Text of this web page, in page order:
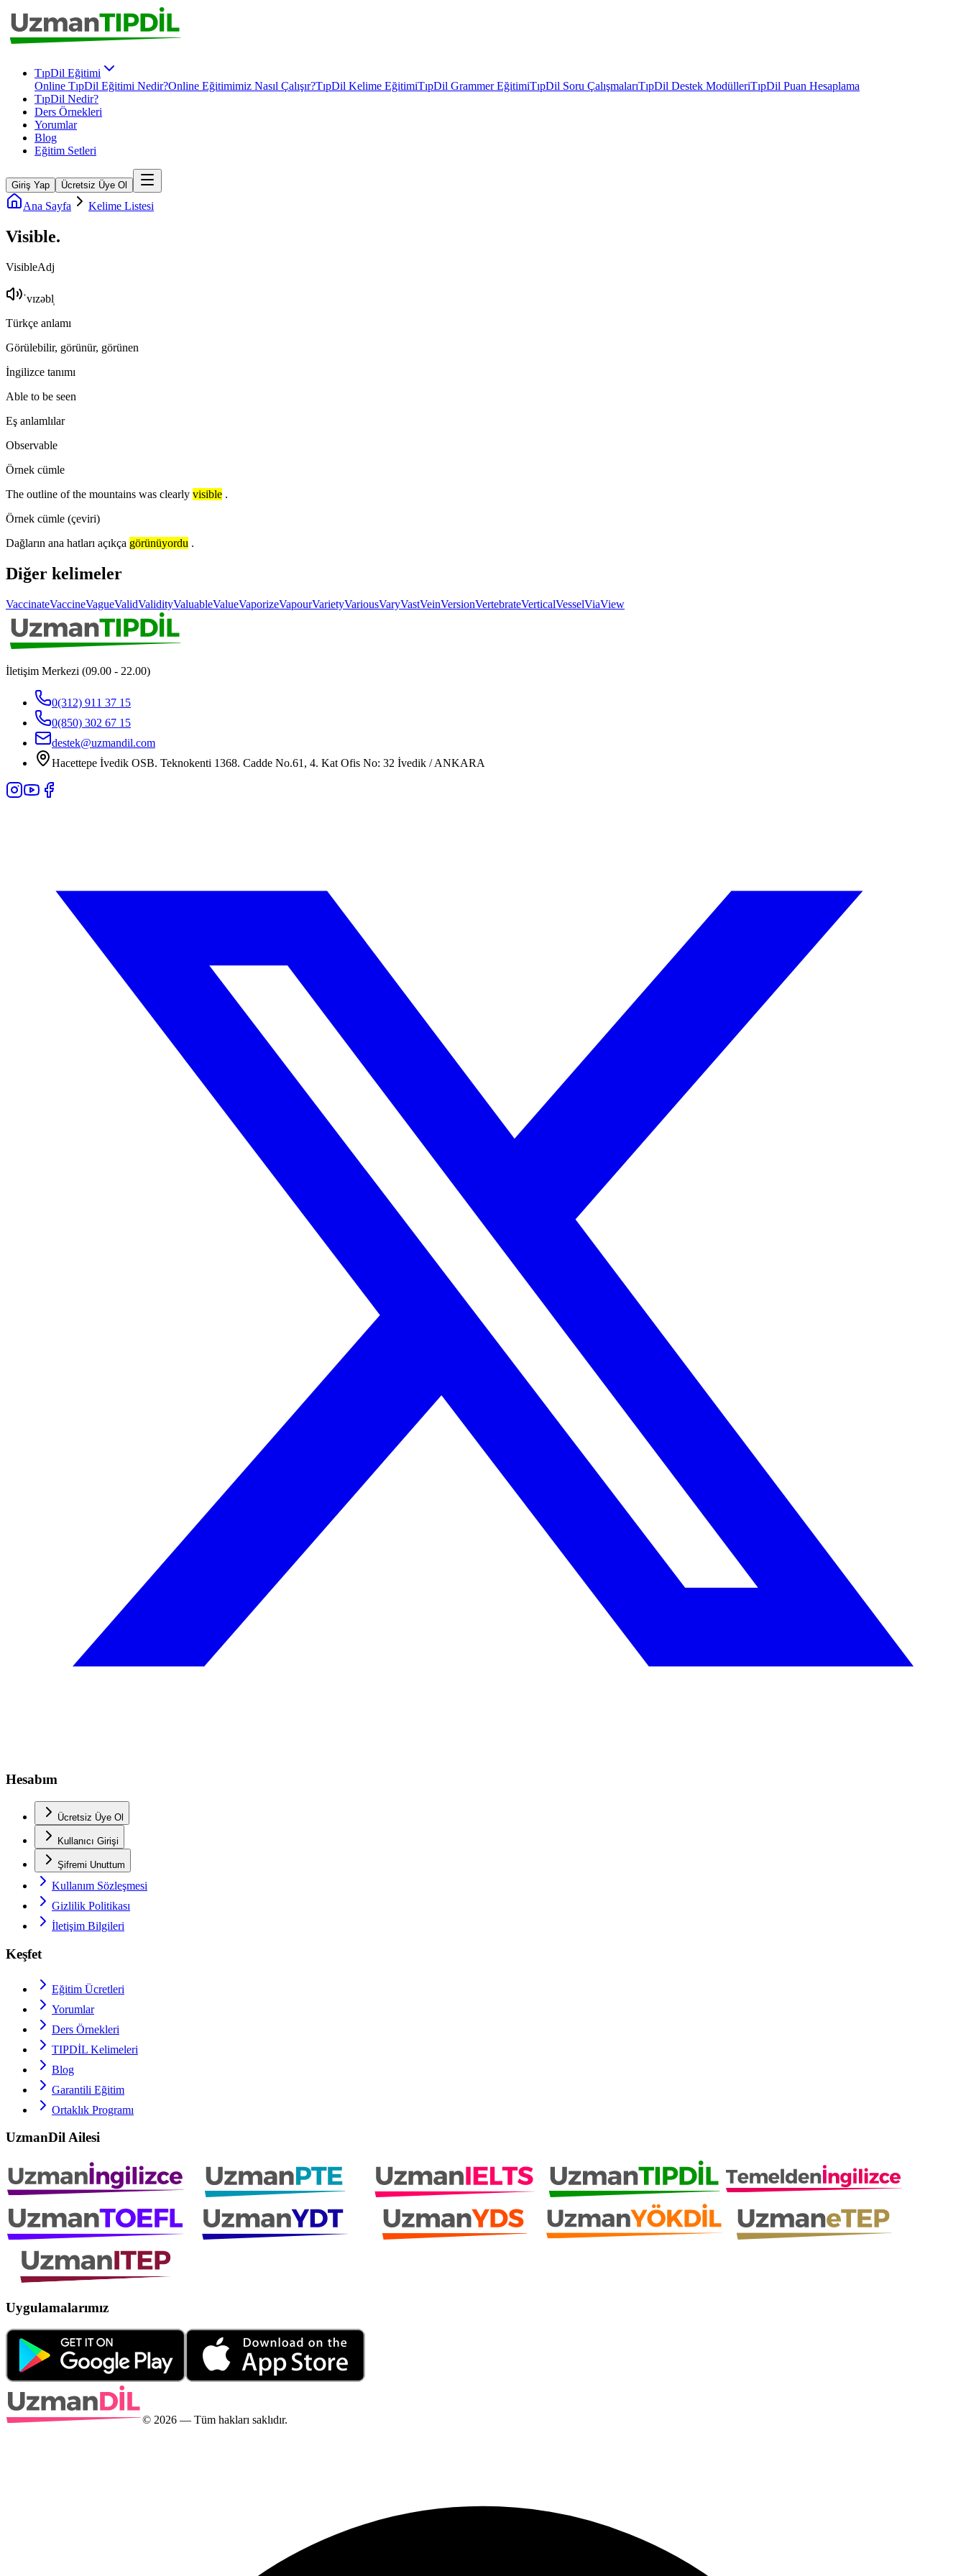
TıpDil Eğitimi
Online TıpDil Eğitimi Nedir?Online Eğitimimiz Nasıl Çalışır?TıpDil Kelime EğitimiTıpDil Grammer EğitimiTıpDil Soru ÇalışmalarıTıpDil Destek ModülleriTıpDil Puan Hesaplama
TıpDil Nedir?
Ders Örnekleri
Yorumlar
Blog
Eğitim Setleri
Giriş Yap Ücretsiz Üye Ol
Ana Sayfa Kelime Listesi
Visible.
VisibleAdj
ˈvɪzəbl̩
Türkçe anlamı
Görülebilir, görünür, görünen
İngilizce tanımı
Able to be seen
Eş anlamlılar
Observable
Örnek cümle
The outline of the mountains was clearly visible .
Örnek cümle (çeviri)
Dağların ana hatları açıkça görünüyordu .
Diğer kelimeler
VaccinateVaccineVagueValidValidityValuableValueVaporizeVapourVarietyVariousVaryVastVeinVersionVertebrateVerticalVesselViaView
İletişim Merkezi (09.00 - 22.00)
0(312) 911 37 15
0(850) 302 67 15
destek@uzmandil.com
Hacettepe İvedik OSB. Teknokenti 1368. Cadde No.61, 4. Kat Ofis No: 32 İvedik / ANKARA
Hesabım
Ücretsiz Üye Ol
Kullanıcı Girişi
Şifremi Unuttum
Kullanım Sözleşmesi
Gizlilik Politikası
İletişim Bilgileri
Keşfet
Eğitim Ücretleri
Yorumlar
Ders Örnekleri
TIPDİL Kelimeleri
Blog
Garantili Eğitim
Ortaklık Programı
UzmanDil Ailesi
Uygulamalarımız
© 2026 — Tüm hakları saklıdır.